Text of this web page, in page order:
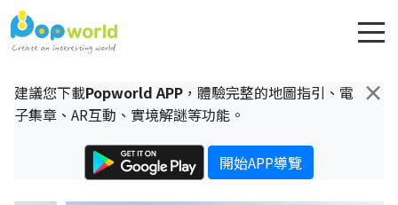
×
建議您下載Popworld APP ，體驗完整的地圖指引、電
子集章、AR互動、實境解謎等功能。
開始APP導覽